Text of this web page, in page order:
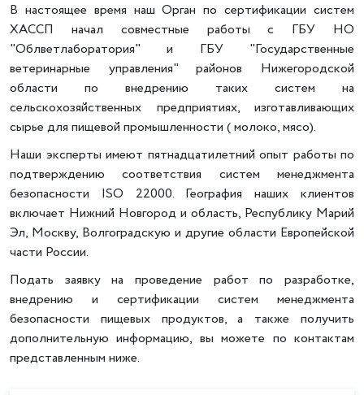
В настоящее время наш Орган по сертификации систем
ХАССП начал совместные работы с ГБУ НО
"Облветлаборатория" и ГБУ "Государственные
ветеринарные управления" районов Нижегородской
области по внедрению таких систем на
сельскохозяйственных предприятиях, изготавливающих
сырье для пищевой промышленности ( молоко, мясо).
Наши эксперты имеют пятнадцатилетний опыт работы по
подтверждению соответствия систем менеджмента
безопасности ISO 22000. География наших клиентов
включает Нижний Новгород и область, Республику Марий
Эл, Москву, Волгоградскую и другие области Европейской
части России.
Подать заявку на проведение работ по разработке,
внедрению и сертификации систем менеджмента
безопасности пищевых продуктов, а также получить
дополнительную информацию, вы можете по контактам
представленным ниже.